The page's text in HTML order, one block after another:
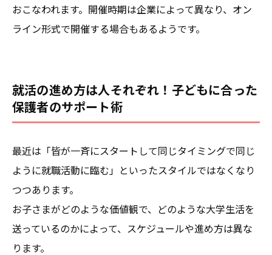
おこなわれます。開催時期は企業によって異なり、オン
ライン形式で開催する場合もあるようです。
就活の進め方は人それぞれ！子どもに合った
保護者のサポート術
最近は「皆が一斉にスタートして同じタイミングで同じ
ように就職活動に臨む」といったスタイルではなくなり
つつあります。
お子さまがどのような価値観で、どのような大学生活を
送っているのかによって、スケジュールや進め方は異な
ります。